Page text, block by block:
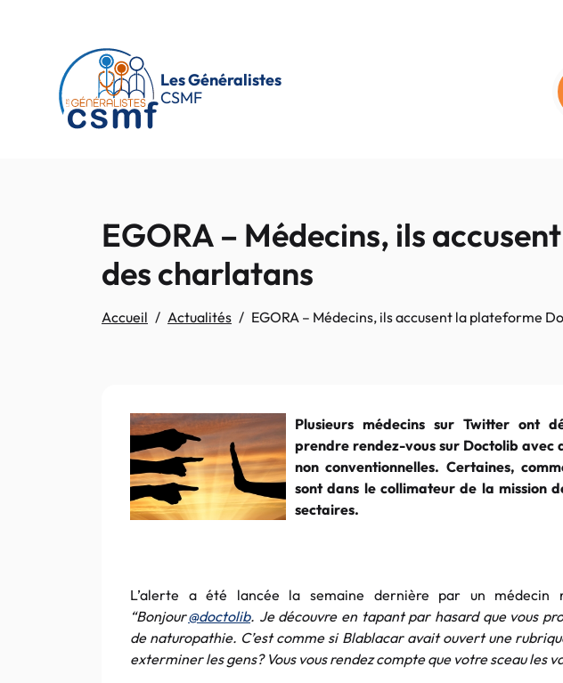
Les Généralistes
CSMF
EGORA – Médecins, ils
des charlatans
Accueil Actualités EGORA – Médecins, ils accusent la plateforme
Plusieurs médecins sur Twitter ont
prendre rendez-vous sur Doctolib avec
non conventionnelles. Certaines,
sont dans le collimateur de la mission
sectaires.
L’alerte a été lancée la semaine dernière par un médecin
“Bonjour@doctolib. Je découvre en tapant par hasard que vous
de naturopathie. C’est comme si Blablacar avait ouvert une
exterminer les gens? Vous vous rendez compte que votre sceau les